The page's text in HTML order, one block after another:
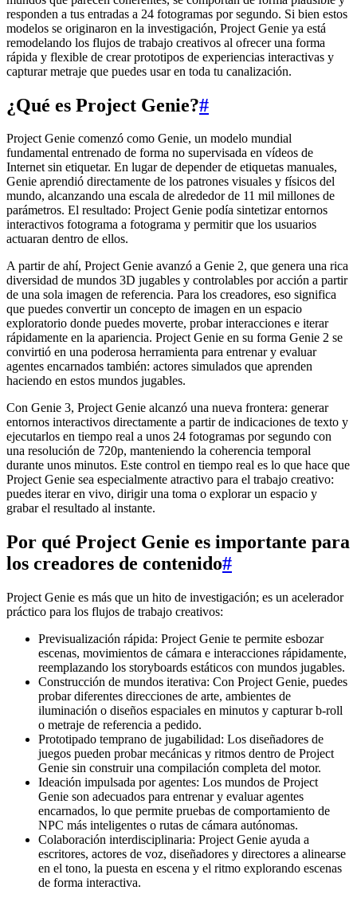
responden a tus entradas a 24 fotogramas por segundo. Si bien estos
modelos se originaron en la investigación, Project Genie ya está
remodelando los flujos de trabajo creativos al ofrecer una forma
rápida y flexible de crear prototipos de experiencias interactivas y
capturar metraje que puedes usar en toda tu canalización.
¿Qué es Project Genie?#
Project Genie comenzó como Genie, un modelo mundial
fundamental entrenado de forma no supervisada en vídeos de
Internet sin etiquetar. En lugar de depender de etiquetas manuales,
Genie aprendió directamente de los patrones visuales y físicos del
mundo, alcanzando una escala de alrededor de 11 mil millones de
parámetros. El resultado: Project Genie podía sintetizar entornos
interactivos fotograma a fotograma y permitir que los usuarios
actuaran dentro de ellos.
A partir de ahí, Project Genie avanzó a Genie 2, que genera una rica
diversidad de mundos 3D jugables y controlables por acción a partir
de una sola imagen de referencia. Para los creadores, eso significa
que puedes convertir un concepto de imagen en un espacio
exploratorio donde puedes moverte, probar interacciones e iterar
rápidamente en la apariencia. Project Genie en su forma Genie 2 se
convirtió en una poderosa herramienta para entrenar y evaluar
agentes encarnados también: actores simulados que aprenden
haciendo en estos mundos jugables.
Con Genie 3, Project Genie alcanzó una nueva frontera: generar
entornos interactivos directamente a partir de indicaciones de texto y
ejecutarlos en tiempo real a unos 24 fotogramas por segundo con
una resolución de 720p, manteniendo la coherencia temporal
durante unos minutos. Este control en tiempo real es lo que hace que
Project Genie sea especialmente atractivo para el trabajo creativo:
puedes iterar en vivo, dirigir una toma o explorar un espacio y
grabar el resultado al instante.
Por qué Project Genie es importante para
los creadores de contenido#
Project Genie es más que un hito de investigación; es un acelerador
práctico para los flujos de trabajo creativos:
Previsualización rápida: Project Genie te permite esbozar
escenas, movimientos de cámara e interacciones rápidamente,
reemplazando los storyboards estáticos con mundos jugables.
Construcción de mundos iterativa: Con Project Genie, puedes
probar diferentes direcciones de arte, ambientes de
iluminación o diseños espaciales en minutos y capturar b-roll
o metraje de referencia a pedido.
Prototipado temprano de jugabilidad: Los diseñadores de
juegos pueden probar mecánicas y ritmos dentro de Project
Genie sin construir una compilación completa del motor.
Ideación impulsada por agentes: Los mundos de Project
Genie son adecuados para entrenar y evaluar agentes
encarnados, lo que permite pruebas de comportamiento de
NPC más inteligentes o rutas de cámara autónomas.
Colaboración interdisciplinaria: Project Genie ayuda a
escritores, actores de voz, diseñadores y directores a alinearse
en el tono, la puesta en escena y el ritmo explorando escenas
de forma interactiva.